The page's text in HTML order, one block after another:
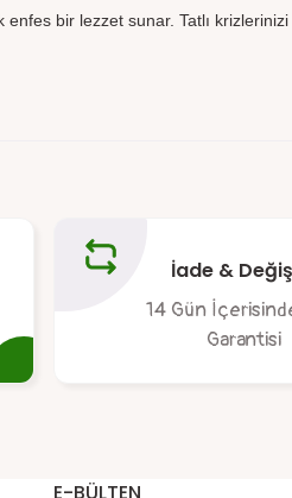
enfes bir lezzet sunar. Tatlı
İade &
14 Gün
Garantisi